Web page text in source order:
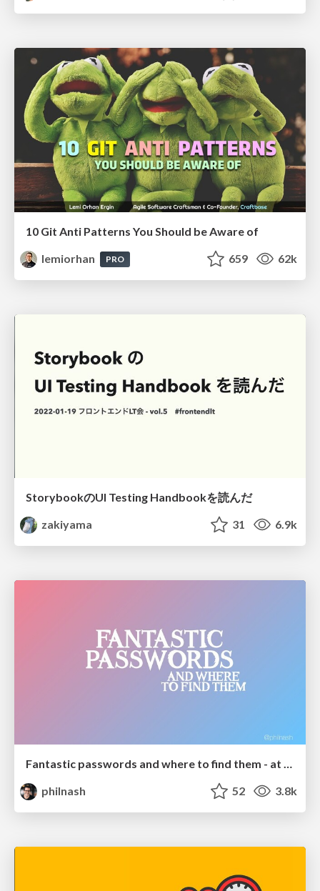
10 Git Anti Patterns You Should be Aware of
lemiorhan
PRO 659 62k
StorybookのUI Testing Handbookを読んだ
zakiyama
31 6.9k
philnash
52 3.8k